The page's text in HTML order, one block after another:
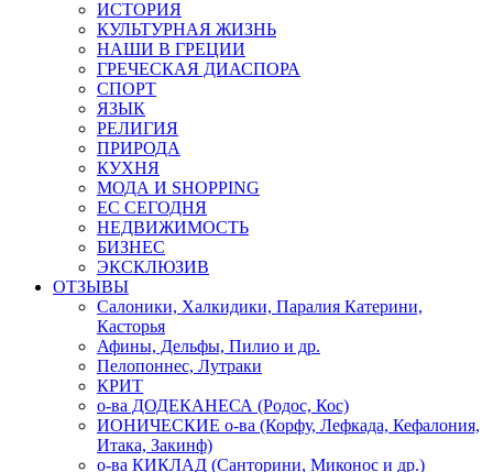
ИСТОРИЯ
КУЛЬТУРНАЯ ЖИЗНЬ
НАШИ В ГРЕЦИИ
ГРЕЧЕСКАЯ ДИАСПОРА
СПОРТ
ЯЗЫК
РЕЛИГИЯ
ПРИРОДА
КУХНЯ
МОДА И SHOPPING
ЕС СЕГОДНЯ
НЕДВИЖИМОСТЬ
БИЗНЕС
ЭКСКЛЮЗИВ
ОТЗЫВЫ
Салоники, Халкидики, Паралия Катерини,
Касторья
Афины, Дельфы, Пилио и др.
Пелопоннес, Лутраки
КРИТ
о-ва ДОДЕКАНЕСА (Родос, Кос)
ИОНИЧЕСКИЕ о-ва (Корфу, Лефкада, Кефалония,
Итака, Закинф)
о-ва КИКЛАД (Санторини, Миконос и др.)